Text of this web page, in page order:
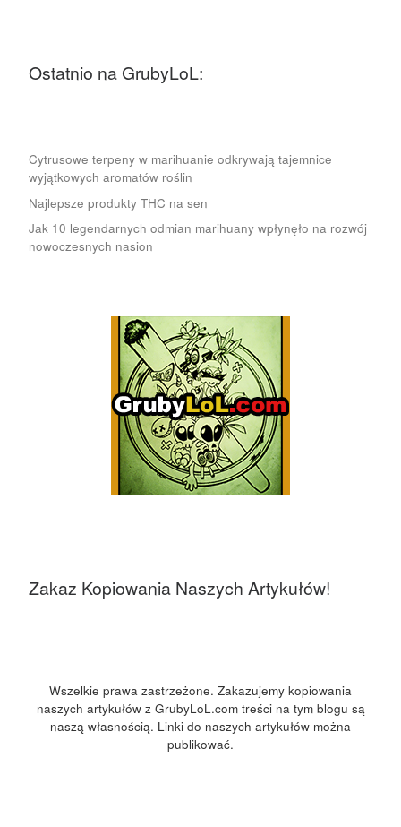
Ostatnio na GrubyLoL:
Cytrusowe terpeny w marihuanie odkrywają tajemnice
wyjątkowych aromatów roślin
Najlepsze produkty THC na sen
Jak 10 legendarnych odmian marihuany wpłynęło na rozwój
nowoczesnych nasion
Zakaz Kopiowania Naszych Artykułów!
Wszelkie prawa zastrzeżone. Zakazujemy kopiowania
naszych artykułów z GrubyLoL.com treści na tym blogu są
naszą własnością. Linki do naszych artykułów można
publikować.